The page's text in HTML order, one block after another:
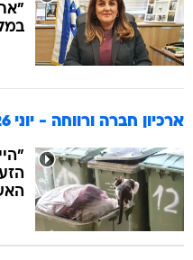
ארכיון חברה ורווחה - יוני 2026